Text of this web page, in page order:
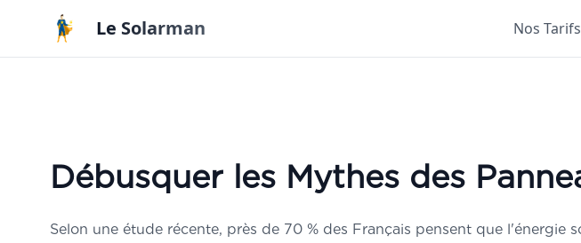
Aller au contenu principal
Le Solarman Nos Tarifs
par Arnaud Cugy, expert
»Les3 critèresessentiels pour une
Débusquer les Mythes des
Selon une étude récente, près de 70 % des Français pensent que l'énergie